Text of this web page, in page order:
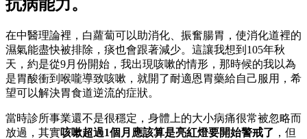
抗病能力。
在中醫理論裡，白蘿蔔可以助消化、振奮腸胃，使消化道裡的
濕氣能盡快被排除，痰也會跟著減少。這讓我想到105年秋
天，約是從9月份開始，我出現咳嗽的情形，那時候的我以為
是胃酸衝到喉嚨導致咳嗽，就開了耐適恩胃藥給自己服用，希
望可以解決胃食道逆流的症狀。
當時診所事業還不是很穩定，身體上的大小病痛很常被忽略而
放過，其實咳嗽超過1個月應該算是亮紅燈要開始警戒了 ，但